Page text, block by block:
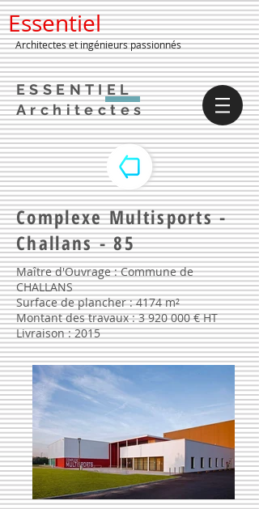
Essentiel
Architectes et ingénieurs passionnés
ESSENTIEL
Architectes
Complexe Multisports -
Challans - 85
Maître d'Ouvrage : Commune de
CHALLANS
Surface de plancher : 4174 m²
Montant des travaux :3 920 000€ HT
Livraison : 2015